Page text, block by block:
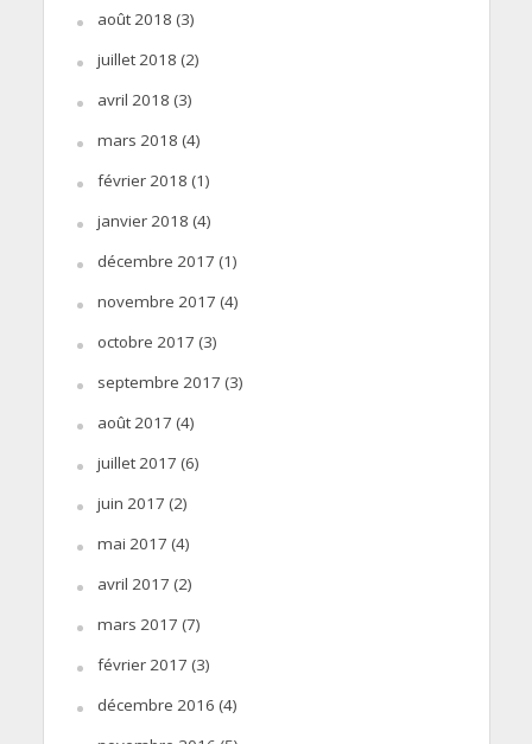
août 2018 (3)
juillet 2018 (2)
avril 2018 (3)
mars 2018 (4)
février 2018 (1)
janvier 2018 (4)
décembre 2017 (1)
novembre 2017 (4)
octobre 2017 (3)
septembre 2017 (3)
août 2017 (4)
juillet 2017 (6)
juin 2017 (2)
mai 2017 (4)
avril 2017 (2)
mars 2017 (7)
février 2017 (3)
décembre 2016 (4)